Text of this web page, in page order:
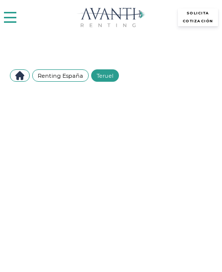
SOLICITA
COTIZACIÓN
Renting España Teruel